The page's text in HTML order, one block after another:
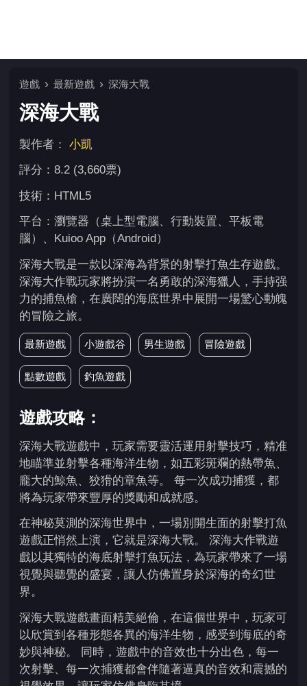
遊戲 最新遊戲 深海大戰
深海大戰
製作者： 小凱
評分：8.2 (3,660票)
技術：HTML5
平台：瀏覽器（桌上型電腦、行動裝置、平板電
腦）、Kuioo App（Android）
深海大戰是一款以深海為背景的射擊打魚生存遊戲。
深海大作戰玩家將扮演一名勇敢的深海獵人，手持强
力的捕魚槍，在廣闊的海底世界中展開一場驚心動魄
的冒險之旅。
最新遊戲 小遊戲谷 男生遊戲 冒險遊戲
點數遊戲 釣魚遊戲
遊戲攻略：
深海大戰遊戲中，玩家需要靈活運用射擊技巧，精准
地瞄準並射擊各種海洋生物，如五彩斑斕的熱帶魚、
龐大的鯨魚、狡猾的章魚等。 每一次成功捕獲，都
將為玩家帶來豐厚的獎勵和成就感。
在神秘莫測的深海世界中，一場別開生面的射擊打魚
遊戲正悄然上演，它就是深海大戰。 深海大作戰遊
戲以其獨特的海底射擊打魚玩法，為玩家帶來了一場
視覺與聽覺的盛宴，讓人仿佛置身於深海的奇幻世
界。
深海大戰遊戲畫面精美絕倫，在這個世界中，玩家可
以欣賞到各種形態各異的海洋生物，感受到海底的奇
妙與神秘。 同時，遊戲中的音效也十分出色，每一
次射擊、每一次捕獲都會伴隨著逼真的音效和震撼的